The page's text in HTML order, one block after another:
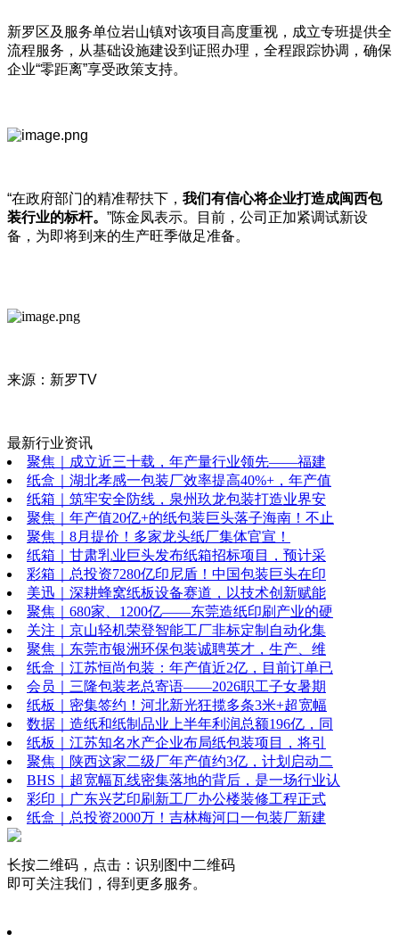
新罗区及服务单位岩山镇对该项目高度重视，成立专班提供全
流程服务，从基础设施建设到证照办理，全程跟踪协调，确保
企业“零距离”享受政策支持。
“在政府部门的精准帮扶下， 我们有信心将企业打造成闽西包
装行业的标杆。 ”陈金凤表示。目前，公司正加紧调试新设
备，为即将到来的生产旺季做足准备。
来源：新罗TV
最新行业资讯
聚焦｜成立近三十载，年产量行业领先——福建
纸盒｜湖北孝感一包装厂效率提高40%+，年产值
纸箱｜筑牢安全防线，泉州玖龙包装打造业界安
聚焦｜年产值20亿+的纸包装巨头落子海南！不止
聚焦｜8月提价！多家龙头纸厂集体官宣！
纸箱｜甘肃乳业巨头发布纸箱招标项目，预计采
彩箱｜总投资7280亿印尼盾！中国包装巨头在印
美迅｜深耕蜂窝纸板设备赛道，以技术创新赋能
聚焦｜680家、1200亿——东莞造纸印刷产业的硬
关注｜京山轻机荣登智能工厂非标定制自动化集
聚焦｜东莞市银洲环保包装诚聘英才，生产、维
纸盒｜江苏恒尚包装：年产值近2亿，目前订单已
会员｜三隆包装老总寄语——2026职工子女暑期
纸板｜密集签约！河北新光狂揽多条3米+超宽幅
数据｜造纸和纸制品业上半年利润总额196亿，同
纸板｜江苏知名水产企业布局纸包装项目，将引
聚焦｜陕西这家二级厂年产值约3亿，计划启动二
BHS｜超宽幅瓦线密集落地的背后，是一场行业认
彩印｜广东兴艺印刷新工厂办公楼装修工程正式
纸盒｜总投资2000万！吉林梅河口一包装厂新建
长按二维码，点击：识别图中二维码
即可关注我们，得到更多服务。